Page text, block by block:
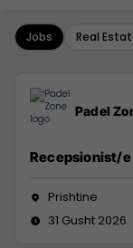
Jobs Real
Padel
Recepsionist/e
Prishtine
31 Gusht 2026